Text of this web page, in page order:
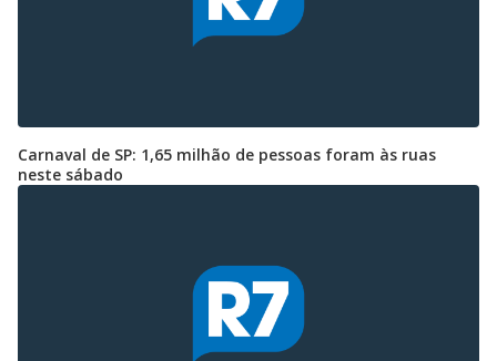
Carnaval de SP: 1,65 milhão de pessoas foram às ruas
neste sábado